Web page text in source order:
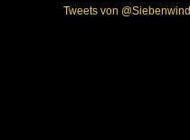
Tweets von @Siebenwind